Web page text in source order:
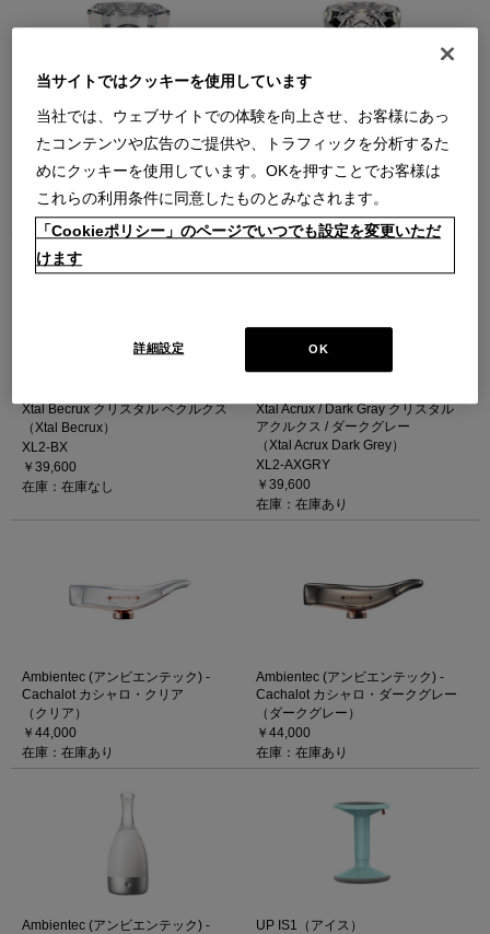
Ambientec (アンビエンテック) -
Xtal クリスタル コードレスランプ
XL2-ST
￥29,700
在庫：在庫あり
Ambientec (アンビエンテック) -
Xtal Acrux クリスタル アクルクス
（Xtal Acrux）
XL2-AX
￥35,200
在庫：残りわずか
Xtal Becrux クリスタル ベクルクス
（Xtal Becrux）
XL2-BX
￥39,600
在庫：在庫なし
Xtal Acrux / Dark Gray クリスタル
アクルクス / ダークグレー
（Xtal Acrux Dark Grey）
XL2-AXGRY
￥39,600
在庫：在庫あり
Ambientec (アンビエンテック) -
Cachalot カシャロ・クリア
（クリア）
￥44,000
在庫：在庫あり
Ambientec (アンビエンテック) -
Cachalot カシャロ・ダークグレー
（ダークグレー）
￥44,000
在庫：在庫あり
Ambientec (アンビエンテック) -
UP IS1（アイス）
当サイトではクッキーを使用しています
当社では、ウェブサイトでの体験を向上させ、お客様にあっ
たコンテンツや広告のご提供や、トラフィックを分析するた
めにクッキーを使用しています。OKを押すことでお客様は
これらの利用条件に同意したものとみなされます。
「Cookieポリシー」のページでいつでも設定を変更いただ
けます
OK
詳細設定